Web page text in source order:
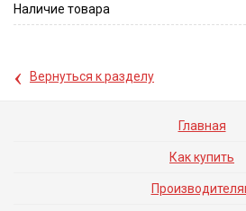
Наличие товара
‹ Вернуться к разделу
Главная
Как купить